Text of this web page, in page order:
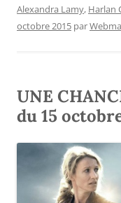
Alexandra Lamy, Harlan
octobre 2015 par
UNE
du 15